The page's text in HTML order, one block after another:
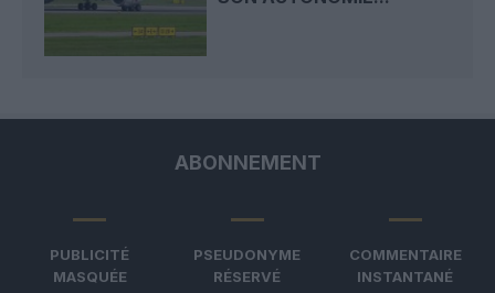
ABONNEMENT
PUBLICITÉ
MASQUÉE
PSEUDONYME
RÉSERVÉ
COMMENTAIRE
INSTANTANÉ